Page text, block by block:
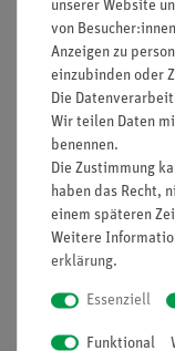
Bestimmung
Variable
Integrierter
Signalausgabe
TFT
272 Pixel, 16
Farbechte,
Integrierte,
von Zubehör
Hochspannung
Abmessungen
unserer Website
von
Anzeigen zu
einzubinden oder
Die
Wir teilen Daten
benennen.
Die Zustimmung
haben das Recht,
einem späteren
Weitere
erklärung.
Essenziell
Funktional